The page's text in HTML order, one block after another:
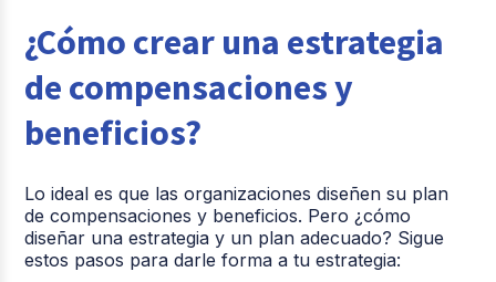
¿Cómo crear una estrategia
de compensaciones y
beneficios?
Lo ideal es que las organizaciones diseñen su plan
de compensaciones y beneficios. Pero ¿cómo
diseñar una estrategia y un plan adecuado? Sigue
estos pasos para darle forma a tu estrategia: